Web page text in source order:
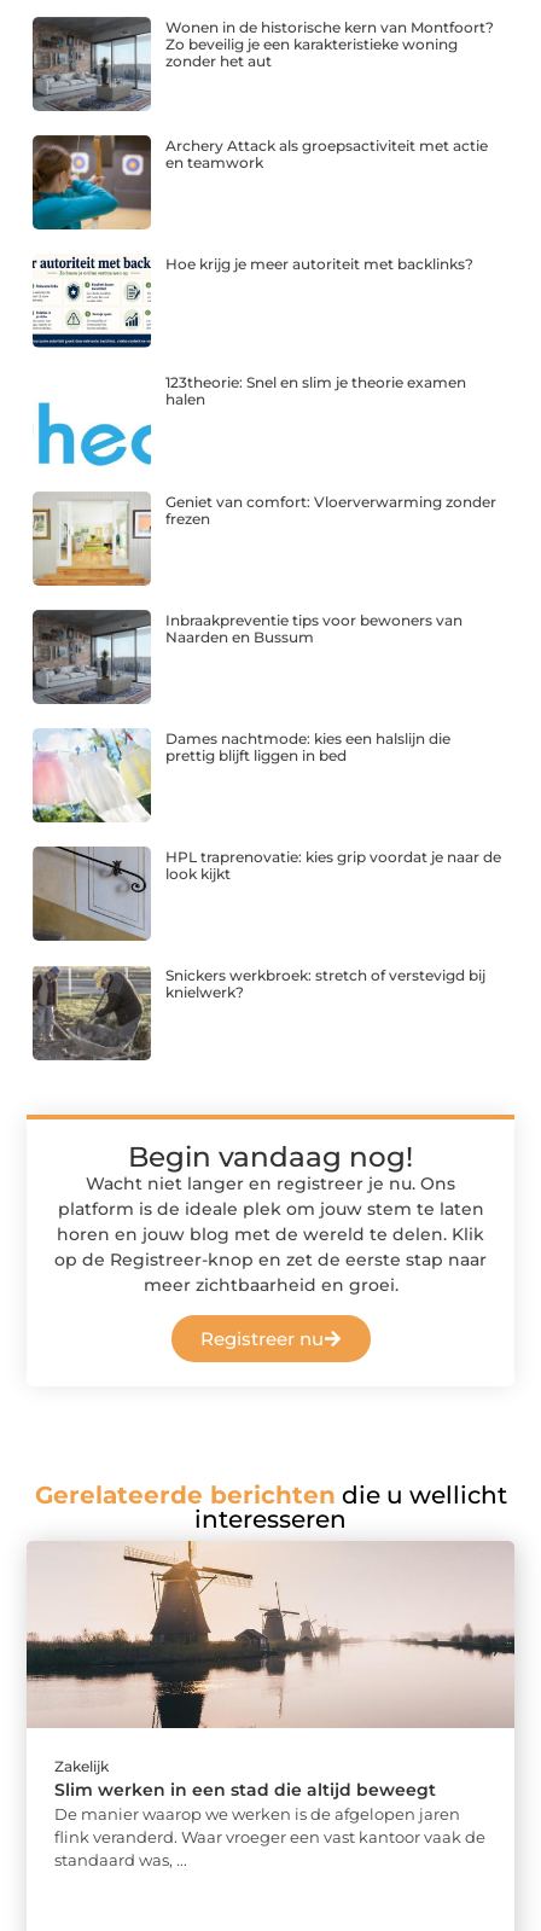
Wonen in de historische kern van Montfoort?
Zo beveilig je een karakteristieke woning
zonder het aut
Archery Attack als groepsactiviteit met actie
en teamwork
Hoe krijg je meer autoriteit met backlinks?
123theorie: Snel en slim je theorie examen
halen
Geniet van comfort: Vloerverwarming zonder
frezen
Inbraakpreventie tips voor bewoners van
Naarden en Bussum
Dames nachtmode: kies een halslijn die
prettig blijft liggen in bed
HPL traprenovatie: kies grip voordat je naar de
look kijkt
Snickers werkbroek: stretch of verstevigd bij
knielwerk?
Begin vandaag nog!
Wacht niet langer en registreer je nu. Ons
platform is de ideale plek om jouw stem te laten
horen en jouw blog met de wereld te delen. Klik
op de Registreer-knop en zet de eerste stap naar
meer zichtbaarheid en groei.
Registreer nu
Gerelateerde berichten die u wellicht
interesseren
Zakelijk
Slim werken in een stad die altijd beweegt
De manier waarop we werken is de afgelopen jaren
flink veranderd. Waar vroeger een vast kantoor vaak de
standaard was, ...